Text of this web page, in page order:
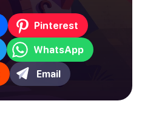
Pinterest
WhatsApp
Email